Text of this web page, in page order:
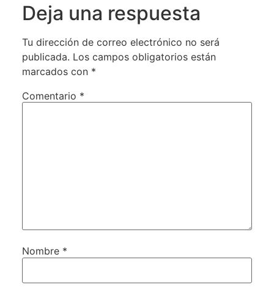
Deja una respuesta
Tu dirección de correo electrónico no será
publicada. Los campos obligatorios están
marcados con *
Comentario *
Nombre *